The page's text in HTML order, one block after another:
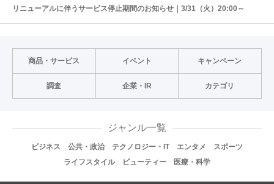
リニューアルに伴うサービス停止期間のお知らせ｜3/31（火）20:00～
商品・サービス イベント キャンペーン
調査 企業・IR カテゴリ
ジャンル一覧
ビジネス 公共・政治 テクノロジー・IT エンタメ
スポーツ
ライフスタイル
ビューティー 医療・科学